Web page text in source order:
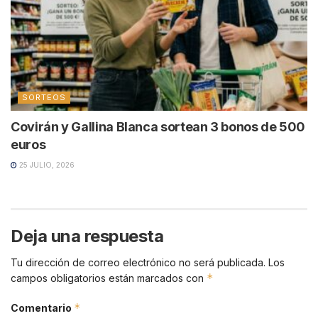
SORTEOS
Covirán y Gallina Blanca sortean 3 bonos de 500
euros
25 JULIO, 2026
Deja una respuesta
Tu dirección de correo electrónico no será publicada. Los
campos obligatorios están marcados con *
Comentario *